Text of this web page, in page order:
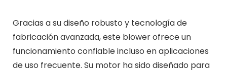
Gracias a su diseño robusto y tecnología de
fabricación avanzada, este blower ofrece un
funcionamiento confiable incluso en aplicaciones
de uso frecuente. Su motor ha sido diseñado para